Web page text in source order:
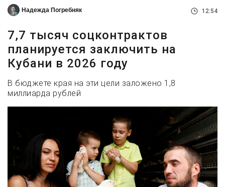
Надежда Погребняк 12:54
7,7 тысяч соцконтрактов
планируется заключить на
Кубани в 2026 году
В бюджете края на эти цели заложено 1,8
миллиарда рублей